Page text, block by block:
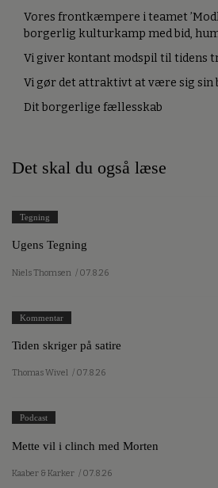
Vores frontkæmpere i teamet
borgerlig kulturkamp med bid,
Vi giver kontant modspil til tidens
Vi gør det attraktivt at være sig sin
Dit borgerlige fællesskab
Det skal du også læse
Tegning
Ugens Tegning
Niels Thomsen / 07.8.26
Kommentar
Tiden skriger på satire
Thomas Wivel / 07.8.26
Podcast
Mette vil i clinch med Morten
Kaaber & Karker / 07.8.26